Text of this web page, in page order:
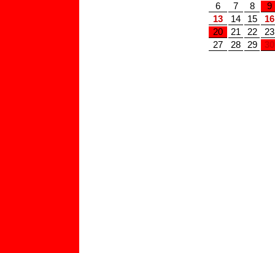
6
7 8
9
13
14 15
16
20
21 22
23
27
28 29 30